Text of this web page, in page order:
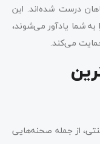
درست شده‌اند. این
به شما یادآور می‌شوند،
می‌کند.
از جمله صحنه‌هایی